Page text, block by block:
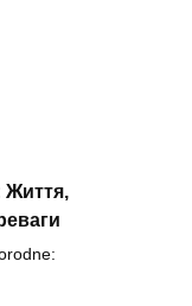
Життя,